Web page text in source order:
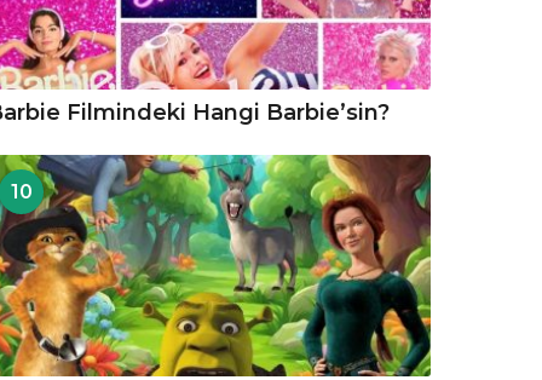
Filmindeki Hangi Barbie’sin?
10